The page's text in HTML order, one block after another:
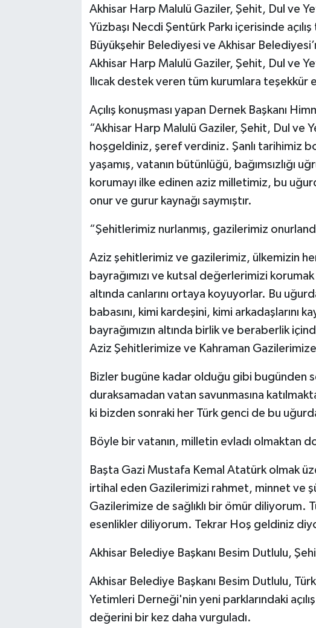
Akhisar Harp Malulü Gaziler, Şehit, Dul ve
Yüzbaşı Necdi Şentürk Parkı içerisinde
Büyükşehir Belediyesi ve Akhisar
Akhisar Harp Malulü Gaziler, Şehit, Dul ve
Ilıcak destek veren tüm kurumlara teşekkür
Açılış konuşması yapan Dernek Başkanı
“Akhisar Harp Malulü Gaziler, Şehit, Dul ve
hoşgeldiniz, şeref verdiniz. Şanlı tarihimiz
yaşamış, vatanın bütünlüğü, bağımsızlığı
korumayı ilke edinen aziz milletimiz, bu
onur ve gurur kaynağı saymıştır.
“Şehitlerimiz nurlanmış, gazilerimiz
Aziz şehitlerimiz ve gazilerimiz, ülkemizin her
bayrağımızı ve kutsal değerlerimizi
altında canlarını ortaya koyuyorlar. Bu
babasını, kimi kardeşini, kimi arkadaşlarını
bayrağımızın altında birlik ve beraberlik
Aziz Şehitlerimize ve Kahraman
Bizler bugüne kadar olduğu gibi bugünden
duraksamadan vatan savunmasına
ki bizden sonraki her Türk genci de bu
Böyle bir vatanın, milletin evladı olmaktan
Başta Gazi Mustafa Kemal Atatürk olmak
irtihal eden Gazilerimizi rahmet, minnet ve
Gazilerimize de sağlıklı bir ömür diliyorum.
esenlikler diliyorum. Tekrar Hoş geldiniz
Akhisar Belediye Başkanı Besim Dutlulu,
Akhisar Belediye Başkanı Besim Dutlulu,
Yetimleri Derneği'nin yeni parklarındaki
değerini bir kez daha vurguladı.
Akhisar Emlak